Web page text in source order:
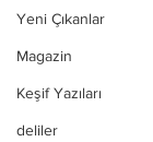
Yeni Çıkanlar
Magazin
Keşif Yazıları
deliler